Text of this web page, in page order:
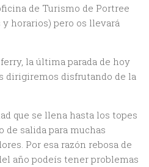
de Turismo de Portree
horarios) pero os llevará
la última parada de hoy
dirigiremos disfrutando de la
que se llena hasta los topes
de salida para muchas
Por esa razón rebosa de
año podeís tener problemas